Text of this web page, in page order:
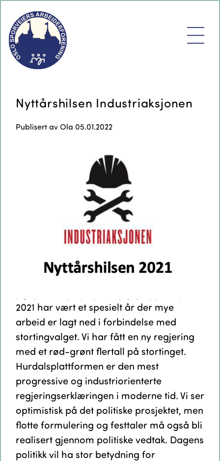
Nyttårshilsen Industriaksjonen
Publisert avOla 05.01.2022
2021 har vært et spesielt år der mye
arbeid er lagt ned i forbindelse med
stortingvalget. Vi har fått en ny regjering
med et rød-grønt flertall på stortinget.
Hurdalsplattformen er den mest
progressive og industriorienterte
regjeringserklæringen i moderne tid. Vi ser
optimistisk på det politiske prosjektet, men
flotte formulering og festtaler må også bli
realisert gjennom politiske vedtak. Dagens
politikk vil ha stor betydning for